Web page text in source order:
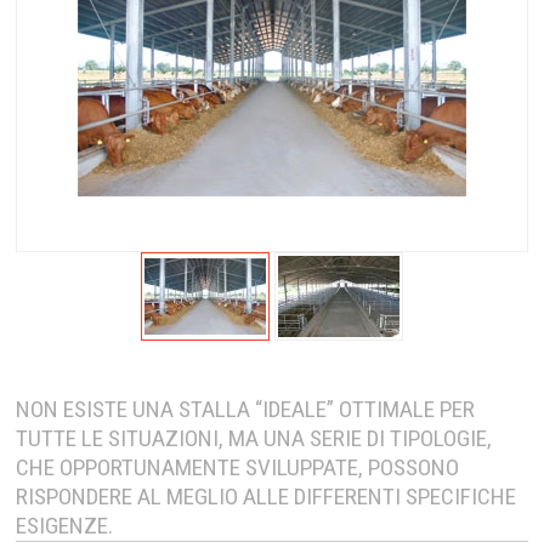
NON ESISTE UNA STALLA “IDEALE” OTTIMALE PER
TUTTE LE SITUAZIONI, MA UNA SERIE DI TIPOLOGIE,
CHE OPPORTUNAMENTE SVILUPPATE, POSSONO
RISPONDERE AL MEGLIO ALLE DIFFERENTI SPECIFICHE
ESIGENZE.